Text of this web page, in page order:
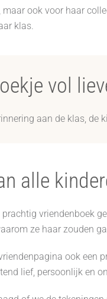
ook voor haar
klas.
vol
aan de klas, de
alle
vriendenboek
ze haar zouden
ook
lief, persoonlijk en